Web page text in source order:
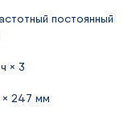
постоянный
× 3
× 247 мм